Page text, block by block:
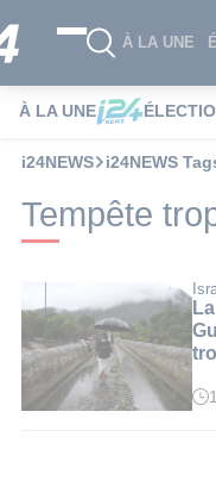
À LA UNE
À LA UNE
i24NEWS i24NEWS
Tempête